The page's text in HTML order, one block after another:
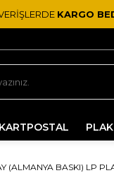
KARGO
KARTPOSTAL PLAK
(ALMANYA BASKI) LP